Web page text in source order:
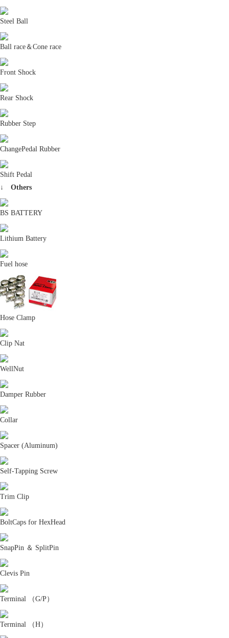
Steel Ball
Ball race＆Cone race
Front Shock
Rear Shock
Rubber Step
ChangePedal Rubber
Shift Pedal
↓ Others
BS BATTERY
Lithium Battery
Fuel hose
Hose Clamp
Clip Nat
WellNut
Damper Rubber
Collar
Spacer (Aluminum)
Self-Tapping Screw
Trim Clip
BoltCaps for HexHead
SnapPin ＆ SplitPin
Clevis Pin
Terminal （G/P）
Terminal （H）